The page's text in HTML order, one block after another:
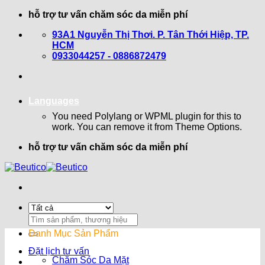
hỗ trợ tư vấn chăm sóc da miễn phí
93A1 Nguyễn Thị Thơi. P. Tân Thới Hiệp, TP.
HCM
0933044257 - 0886872479
Languages
You need Polylang or WPML plugin for this to
work. You can remove it from Theme Options.
hỗ trợ tư vấn chăm sóc da miễn phí
Search
for:
Đặt lịch tư vấn
Danh Mục Sản Phẩm
Chăm Sóc Da Mặt